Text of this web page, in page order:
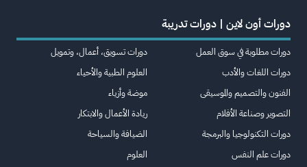
دورات أون لاين | دورات تدريبة
دورات مطلوبة في سوق العمل
دورات اللغات والأدب
الفنون والتصميم والموسيقى
التصوير وصناعة الأفلام
دورات التكنولوجيا والبرمجة
دورات علم النفس
دورات تسويق، أعمال، وتمويل
العلوم الطبية والأحياء
موضة وأزياء
ريادة الأعمال والابتكار
الضيافة والسياحة
العلوم